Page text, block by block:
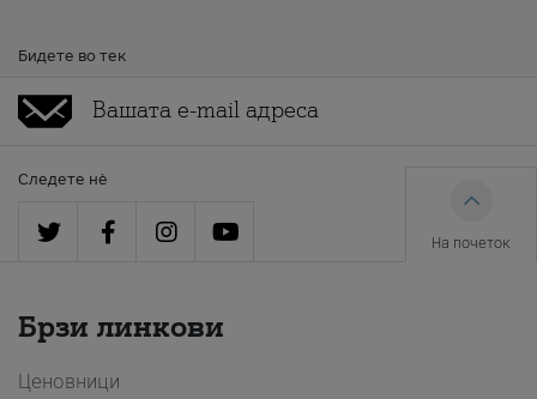
Бидете во тек
Следете нè
На почеток
Брзи линкови
Ценовници